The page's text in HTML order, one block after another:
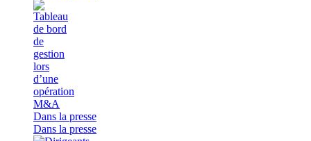
Dans la presse
Dans la presse